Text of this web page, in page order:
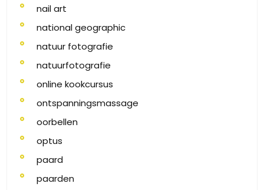
nail art
national geographic
natuur fotografie
natuurfotografie
online kookcursus
ontspanningsmassage
oorbellen
optus
paard
paarden